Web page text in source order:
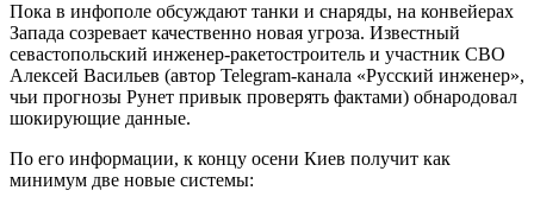
Пока в инфополе обсуждают танки и снаряды, на конвейерах
Запада созревает качественно новая угроза. Известный
севастопольский инженер-ракетостроитель и участник СВО
Алексей Васильев (автор Telegram-канала «Русский инженер»,
чьи прогнозы Рунет привык проверять фактами) обнародовал
шокирующие данные.
По его информации, к концу осени Киев получит как
минимум две новые системы: